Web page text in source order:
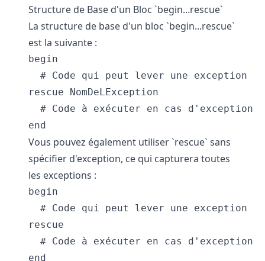
Structure de Base d'un Bloc `begin...rescue`
La structure de base d'un bloc `begin...rescue`
est la suivante :
begin
  # Code qui peut lever une exception
rescue NomDeLException
  # Code à exécuter en cas d'exception
Vous pouvez également utiliser `rescue` sans
spécifier d'exception, ce qui capturera toutes
les exceptions :
begin
  # Code qui peut lever une exception
rescue
  # Code à exécuter en cas d'exception